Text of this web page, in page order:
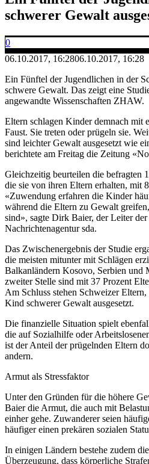
schwerer Gewalt
0
06.10.2017, 16:2806.10.2017, 16:28
Ein Fünftel der Jugendlichen in der
schwere Gewalt. Das zeigt eine
angewandte Wissenschaften ZHAW.
Eltern schlagen Kinder demnach mit
Faust. Sie treten oder prügeln sie.
sind leichter Gewalt ausgesetzt wie
berichtete am Freitag die Zeitung
Gleichzeitig beurteilen die befragten
die sie von ihren Eltern erhalten, mit
«Zuwendung erfahren die Kinder
während die Eltern zu Gewalt
sind», sagte Dirk Baier, der Leiter
Nachrichtenagentur sda.
Das Zwischenergebnis der Studie
die meisten mitunter mit Schlägen
Balkanländern Kosovo, Serbien und
zweiter Stelle sind mit 37 Prozent
Am Schluss stehen Schweizer
Kind schwerer Gewalt ausgesetzt.
Die finanzielle Situation spielt
die auf Sozialhilfe oder
ist der Anteil der prügelnden Eltern
andern.
Armut als Stressfaktor
Unter den Gründen für die höhere
Baier die Armut, die auch mit
einher gehe. Zuwanderer seien
häufiger einen prekären sozialen
In einigen Ländern bestehe zudem
Überzeugung, dass körperliche